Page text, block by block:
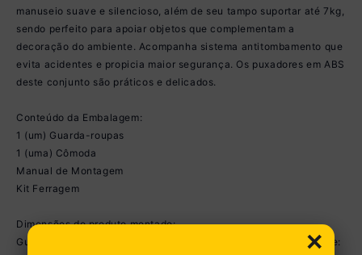
manuseio suave e silencioso, além de seu tampo suportar até 7kg,
sendo perfeito para apoiar objetos que complementam a
decoração do ambiente. Acompanha sistema antitombamento que
evita acidentes e propicia maior segurança. Os puxadores em ABS
deste conjunto são práticos e delicados.
Conteúdo da Embalagem:
1 (um) Guarda-roupas
1 (uma) Cômoda
Manual de Montagem
Kit Ferragem
Dimensões do produto montado:
Guarda-Roupas - Altura: 181,5cm | Largura: 80cm | Profundidade:
×